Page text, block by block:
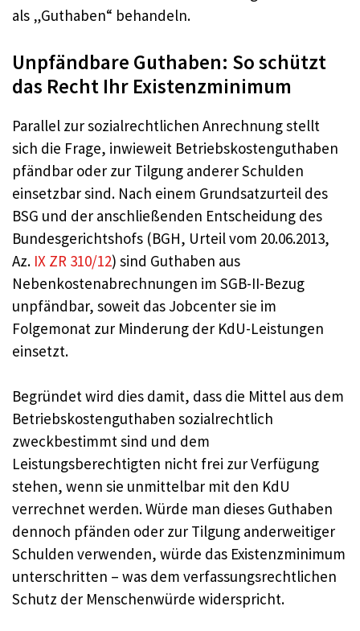
als „Guthaben“ behandeln.
Unpfändbare Guthaben: So schützt
das Recht Ihr Existenzminimum
Parallel zur sozialrechtlichen Anrechnung stellt
sich die Frage, inwieweit Betriebskostenguthaben
pfändbar oder zur Tilgung anderer Schulden
einsetzbar sind. Nach einem Grundsatzurteil des
BSG und der anschließenden Entscheidung des
Bundesgerichtshofs (BGH, Urteil vom 20.06.2013,
Az. IX ZR 310/12) sind Guthaben aus
Nebenkostenabrechnungen im SGB-II-Bezug
unpfändbar, soweit das Jobcenter sie im
Folgemonat zur Minderung der KdU-Leistungen
einsetzt.
Begründet wird dies damit, dass die Mittel aus dem
Betriebskostenguthaben sozialrechtlich
zweckbestimmt sind und dem
Leistungsberechtigten nicht frei zur Verfügung
stehen, wenn sie unmittelbar mit den KdU
verrechnet werden. Würde man dieses Guthaben
dennoch pfänden oder zur Tilgung anderweitiger
Schulden verwenden, würde das Existenzminimum
unterschritten – was dem verfassungsrechtlichen
Schutz der Menschenwürde widerspricht.